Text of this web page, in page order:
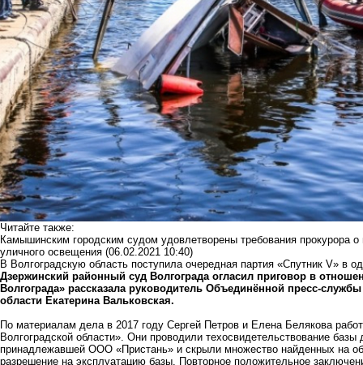
Читайте также:
Камышинским городским судом удовлетворены требования прокурора
уличного освещения (06.02.2021 10:40)
В Волгоградскую область поступила очередная партия «Спутник V» в
Дзержинский районный суд Волгограда огласил приговор в
Волгограда» рассказала руководитель Объединённой пресс-
области Екатерина Вальковская.
По материалам дела в 2017 году Сергей Петров и Елена Белякова
Волгоградской области». Они проводили техосвидетельствование
принадлежавшей ООО «Пристань» и скрыли множество найденных на
разрешение на эксплуатацию базы. Повторное положительное